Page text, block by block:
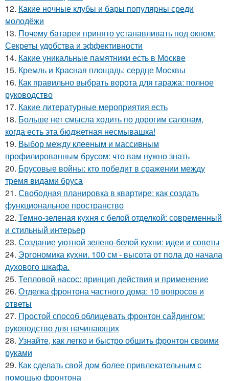
12. Какие ночные клубы и бары популярны среди
молодёжи
13. Почему батареи принято устанавливать под окном:
Секреты удобства и эффективности
14. Какие уникальные памятники есть в Москве
15. Кремль и Красная площадь: сердце Москвы
16. Как правильно выбрать ворота для гаража: полное
руководство
17. Какие литературные мероприятия есть
18. Больше нет смысла ходить по дорогим салонам,
когда есть эта бюджетная несмывашка!
19. Выбор между клееным и массивным
профилированным брусом: что вам нужно знать
20. Брусовые войны: кто победит в сражении между
тремя видами бруса
21. Свободная планировка в квартире: как создать
функциональное пространство
22. Темно-зеленая кухня с белой отделкой: современный
и стильный интерьер
23. Создание уютной зелено-белой кухни: идеи и советы
24. Эргономика кухни. 100 см - высота от пола до начала
духового шкафа.
25. Тепловой насос: принцип действия и применение
26. Отделка фронтона частного дома: 10 вопросов и
ответы
27. Простой способ облицевать фронтон сайдингом:
руководство для начинающих
28. Узнайте, как легко и быстро обшить фронтон своими
руками
29. Как сделать свой дом более привлекательным с
помощью фронтона